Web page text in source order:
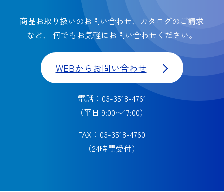
商品お取り扱いのお問い合わせ、カタログのご請求
など、
何でもお気軽にお問い合わせください。
WEBからお問い合わせ
電話：03-3518-4761
（平日 9:00〜17:00）
FAX：03-3518-4760
（24時間受付）